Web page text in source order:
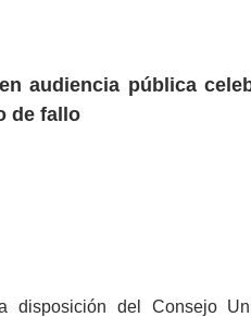
audiencia pública
de fallo
disposición del Consejo